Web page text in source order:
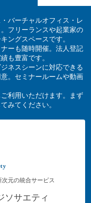
バーチャルオフィス・レ
フリーランスや起業家の
ングスペースです。
ーも随時開催。法人登記
も豊富です。
ネスシーンに対応できる
。セミナールームや動画
利用いただけます。まず
みてください。
元の統合サービス
ソサエティ